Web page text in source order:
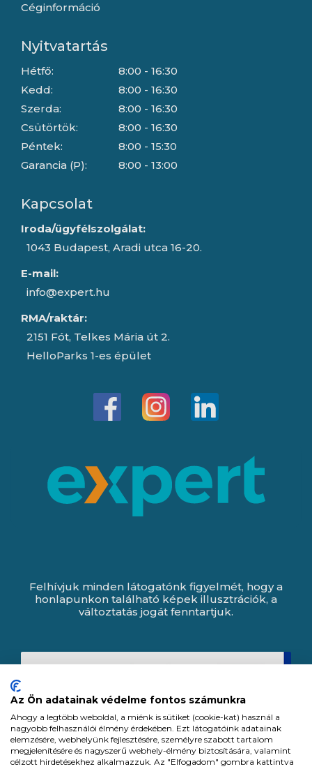
Céginformáció
Nyitvatartás
Hétfő:
Kedd:
Szerda:
Csütörtök:
Péntek:
Garancia (P):
8:00 - 16:30
8:00 - 16:30
8:00 - 16:30
8:00 - 16:30
8:00 - 15:30
8:00 - 13:00
Kapcsolat
Iroda/ügyfélszolgálat:
1043 Budapest, Aradi utca 16-20.
E-mail:
info@expert.hu
RMA/raktár:
2151 Fót, Telkes Mária út 2.
HelloParks 1-es épület
Felhívjuk minden látogatónk figyelmét, hogy a
honlapunkon található képek illusztrációk, a
változtatás jogát fenntartjuk.
Az Ön adatainak védelme fontos számunkra
Ahogy a legtöbb weboldal, a miénk is sütiket (cookie-kat) használ a
nagyobb felhasználói élmény érdekében. Ezt látogatóink adatainak
elemzésére, webhelyünk fejlesztésére, személyre szabott tartalom
megjelenítésére és nagyszerű webhely-élmény biztosítására, valamint
célzott hirdetésekhez alkalmazzuk. Az "Elfogadom" gombra kattintva